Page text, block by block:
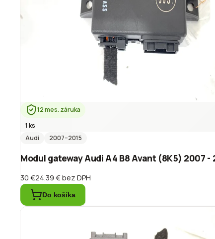
12 mes. záruka
1 ks
Audi
2007–2015
Modul gateway Audi A4 B8 Avant (8K5) 2007 -
30 €24.39 €bez DPH
Do košíka